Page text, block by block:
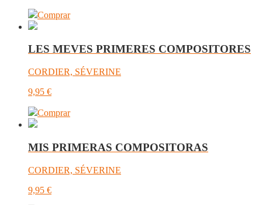
Comprar
LES MEVES PRIMERES COMPOSITORES
CORDIER, SÉVERINE
9,95 €
Comprar
MIS PRIMERAS COMPOSITORAS
CORDIER, SÉVERINE
9,95 €